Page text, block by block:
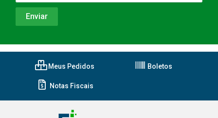
Meus Pedidos Boletos
Notas Fiscais